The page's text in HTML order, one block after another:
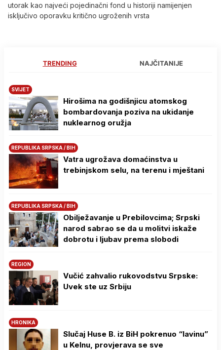
utorak kao najveći pojedinačni fond u historiji namijenjen
isključivo oporavku kritično ugroženih vrsta
TRENDING NAJČITANIJE
SVIJET
Hirošima na godišnjicu atomskog
bombardovanja poziva na ukidanje
nuklearnog oružja
REPUBLIKA SRPSKA / BIH
Vatra ugrožava domaćinstva u
trebinjskom selu, na terenu i mještani
REPUBLIKA SRPSKA / BIH
Obilježavanje u Prebilovcima; Srpski
narod sabrao se da u molitvi iskaže
dobrotu i ljubav prema slobodi
REGION
Vučić zahvalio rukovodstvu Srpske:
Uvek ste uz Srbiju
HRONIKA
Slučaj Huse B. iz BiH pokrenuo “lavinu”
u Kelnu, provjerava se sve